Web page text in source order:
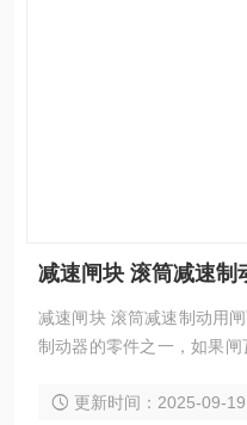
减速闸块 滚筒减速
减速闸块 滚筒减速制动用
制动器的零件之一，如果闸
瓦频繁地与制动盘进行摩擦
更新时间：2025-09-19